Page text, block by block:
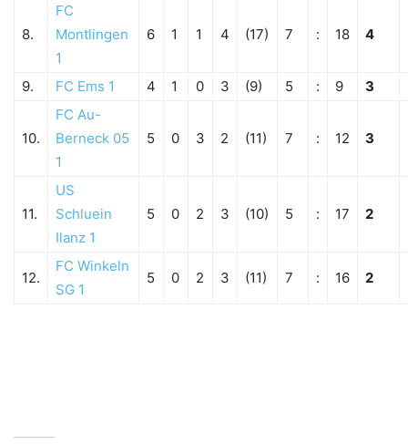
8.
FC
Montlingen
1
6 1 1 4 (17) 7 : 18 4
9. FC Ems 1 4 1 0 3 (9) 5 : 9 3
10.
FC Au-
Berneck 05
1
5 0 3 2 (11) 7 : 12 3
11.
US
Schluein
Ilanz 1
5 0 2 3 (10) 5 : 17 2
12.
FC Winkeln
SG 1
5 0 2 3 (11) 7 : 16 2